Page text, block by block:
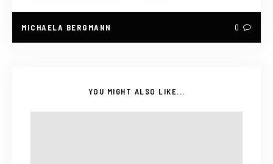
MICHAELA BERGMANN 0
YOU MIGHT ALSO LIKE...